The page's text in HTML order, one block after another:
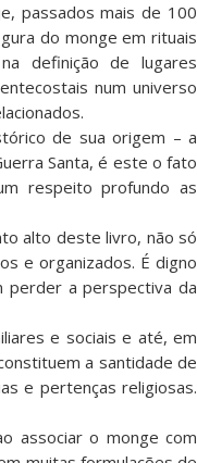
passados mais de 100
do monge em rituais
definição de lugares
num universo
de sua origem – a
Santa, é este o fato
respeito profundo as
alto deste livro, não só
e organizados. É digno
perder a perspectiva da
e sociais e até, em
a santidade de
e pertenças religiosas.
associar o monge com